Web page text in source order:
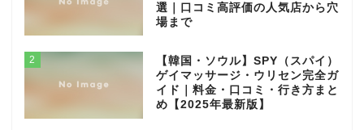
選｜口コミ高評価の人気店から穴
場まで
2
【韓国・ソウル】SPY（スパイ）
ゲイマッサージ・ウリセン完全ガ
イド｜料金・口コミ・行き方まと
め【2025年最新版】